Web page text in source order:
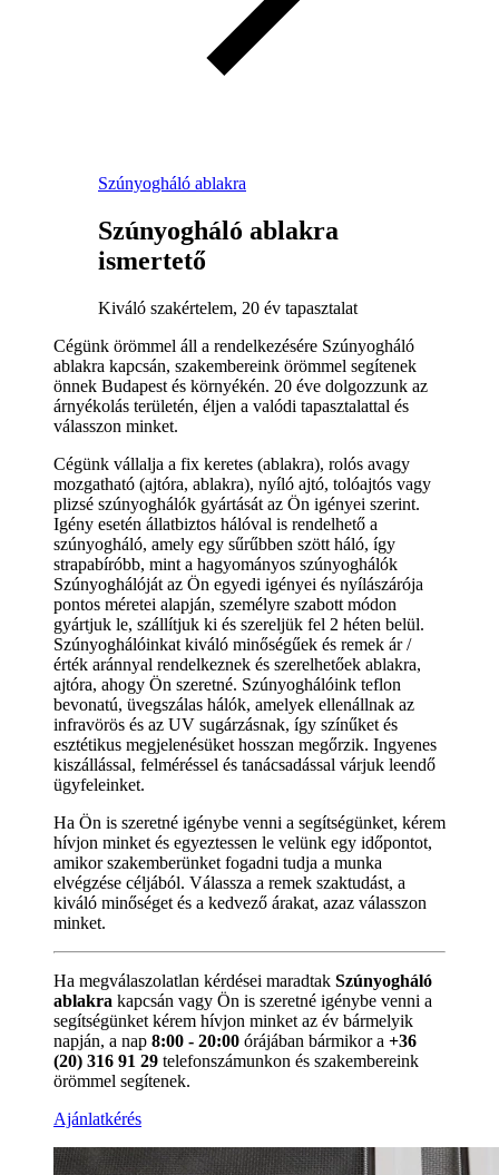
Szúnyogháló ablakra
Szúnyogháló ablakra
ismertető
Kiváló szakértelem, 20 év tapasztalat
Cégünk örömmel áll a rendelkezésére Szúnyogháló
ablakra kapcsán, szakembereink örömmel segítenek
önnek Budapest és környékén. 20 éve dolgozzunk az
árnyékolás területén, éljen a valódi tapasztalattal és
válasszon minket.
Cégünk vállalja a fix keretes (ablakra), rolós avagy
mozgatható (ajtóra, ablakra), nyíló ajtó, tolóajtós vagy
plizsé szúnyoghálók gyártását az Ön igényei szerint.
Igény esetén állatbiztos hálóval is rendelhető a
szúnyogháló, amely egy sűrűbben szött háló, így
strapabíróbb, mint a hagyományos szúnyoghálók
Szúnyoghálóját az Ön egyedi igényei és nyílászárója
pontos méretei alapján, személyre szabott módon
gyártjuk le, szállítjuk ki és szereljük fel 2 héten belül.
Szúnyoghálóinkat kiváló minőségűek és remek ár /
érték aránnyal rendelkeznek és szerelhetőek ablakra,
ajtóra, ahogy Ön szeretné. Szúnyoghálóink teflon
bevonatú, üvegszálas hálók, amelyek ellenállnak az
infravörös és az UV sugárzásnak, így színűket és
esztétikus megjelenésüket hosszan megőrzik. Ingyenes
kiszállással, felméréssel és tanácsadással várjuk leendő
ügyfeleinket.
Ha Ön is szeretné igénybe venni a segítségünket, kérem
hívjon minket és egyeztessen le velünk egy időpontot,
amikor szakemberünket fogadni tudja a munka
elvégzése céljából. Válassza a remek szaktudást, a
kiváló minőséget és a kedvező árakat, azaz válasszon
minket.
Ha megválaszolatlan kérdései maradtak Szúnyogháló
ablakra kapcsán vagy Ön is szeretné igénybe venni a
segítségünket kérem hívjon minket az év bármelyik
napján, a nap 8:00 - 20:00 órájában bármikor a +36
(20) 316 91 29 telefonszámunkon és szakembereink
örömmel segítenek.
Ajánlatkérés